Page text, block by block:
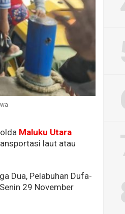
Maluku Utara
laut atau
Dua, Pelabuhan Dufa-
29 November